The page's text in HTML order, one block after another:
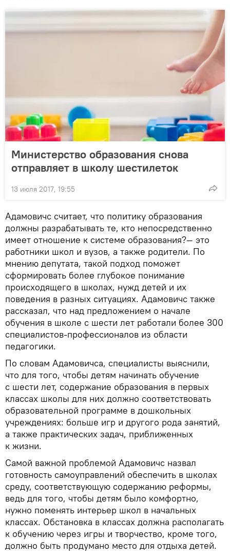
Министерство образования снова
отправляет в школу шестилеток
13 июля 2017, 19:55
Адамовичс считает, что политику образования
должны разрабатывать те, кто непосредственно
имеет отношение к системе образования?— это
работники школ и вузов, а также родители. По
мнению депутата, такой подход поможет
сформировать более глубокое понимание
происходящего в школах, нужд детей и их
поведения в разных ситуациях. Адамовичс также
рассказал, что над предложением о начале
обучения в школе с шести лет работали более 300
специалистов-профессионалов из области
педагогики.
По словам Адамовичса, специалисты выяснили,
что для того, чтобы детям начинать обучение
с шести лет, содержание образования в первых
классах школы для них должно соответствовать
образовательной программе в дошкольных
учреждениях: больше игр и другого рода занятий,
а также практических задач, приближенных
к жизни.
Самой важной проблемой Адамовичс назвал
готовность самоуправлений обеспечить в школах
среду, соответствующую содержанию реформы,
ведь для того, чтобы детям было комфортно,
нужно поменять интерьер школ в начальных
классах. Обстановка в классах должна располагать
к обучению через игры и творчество, кроме того,
должно быть продумано место для отдыха детей.